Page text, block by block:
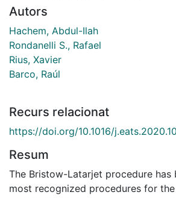
Autors
Hachem, Abdul-Ilah
Rondanelli S., Rafael
Rius, Xavier
Barco, Raúl
Recurs relacionat
https://doi.org/10.1016/
Resum
The Bristow-Latarjet procedure has
most recognized procedures for